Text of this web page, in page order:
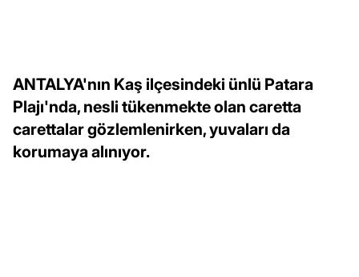
ANTALYA'nın Kaş ilçesindeki ünlü Patara
Plajı'nda, nesli tükenmekte olan caretta
carettalar gözlemlenirken, yuvaları da
korumaya alınıyor.